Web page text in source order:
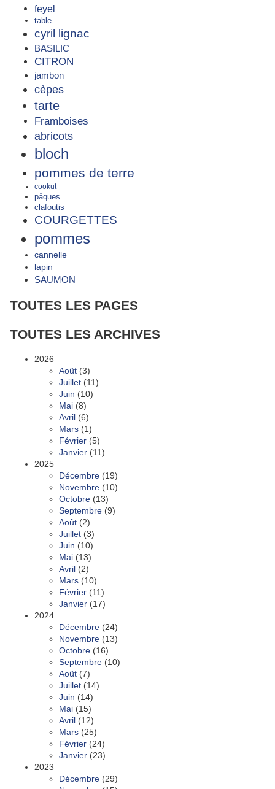
feyel
table
cyril lignac
BASILIC
CITRON
jambon
cèpes
tarte
Framboises
abricots
bloch
pommes de terre
cookut
pâques
clafoutis
COURGETTES
pommes
cannelle
lapin
SAUMON
TOUTES LES PAGES
TOUTES LES ARCHIVES
2026
Août (3)
Juillet (11)
Juin (10)
Mai (8)
Avril (6)
Mars (1)
Février (5)
Janvier (11)
2025
Décembre (19)
Novembre (10)
Octobre (13)
Septembre (9)
Août (2)
Juillet (3)
Juin (10)
Mai (13)
Avril (2)
Mars (10)
Février (11)
Janvier (17)
2024
Décembre (24)
Novembre (13)
Octobre (16)
Septembre (10)
Août (7)
Juillet (14)
Juin (14)
Mai (15)
Avril (12)
Mars (25)
Février (24)
Janvier (23)
2023
Décembre (29)